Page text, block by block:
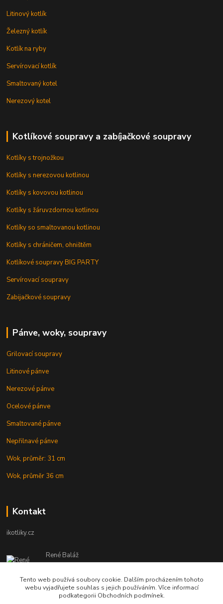
Litinový kotlík
Železný kotlík
Kotlík na ryby
Servírovací kotlík
Smaltovaný kotel
Nerezový kotel
Kotlíkové soupravy a zabíjačkové soupravy
Kotlíky s trojnožkou
Kotlíky s nerezovou kotlinou
Kotlíky s kovovou kotlinou
Kotlíky s žáruvzdornou kotlinou
Kotlíky so smaltovanou kotlinou
Kotlíky s chráničem, ohništěm
Kotlíkové soupravy BIG PARTY
Servírovací soupravy
Zabijačkové soupravy
Pánve, woky, soupravy
Grilovací soupravy
Litinové pánve
Nerezové pánve
Ocelové pánve
Smaltované pánve
Nepřilnavé pánve
Wok, průměr: 31 cm
Wok, průměr 36 cm
Kontakt
ikotliky.cz
René Baláž
Eshop: +421 902 212 007
od 8:00 - do 16:00 hod
info@ikotliky.cz
Tento web používá soubory cookie. Dalším procházením tohoto
webu vyjadřujete souhlas s jejich používáním. Více informací
podkategorii Obchodních podmínek.